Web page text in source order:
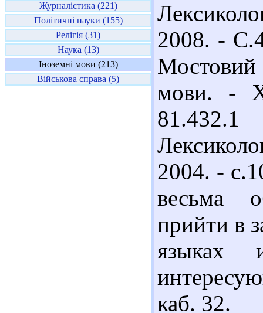
Журналістика (221)
Політичні науки (155)
Релігія (31)
Наука (13)
Іноземні мови (213)
Військова справа (5)
2008. -
Мостовий
мови. -
2004. -
весьма
прийти в
языках
каб. 32.